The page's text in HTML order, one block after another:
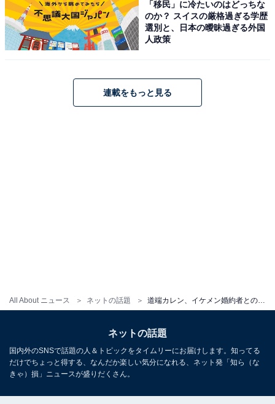
All About ニュース ネットの話題
「移民」に冷たいのはどっちな
のか？ スイスの厳格過ぎる学歴
選別と、日本の曖昧過ぎる外国
人政策
連載をもっと見る
ネットの話題
国内外のSNSで話題の人＆トピックをタイムリーにお届けします。知ってる
だけでちょっと得する、なんだか楽しい気分になれる、ネット発「知ら（な
きゃ）損」ニュースが盛りだくさん。